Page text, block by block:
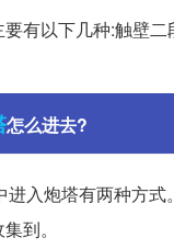
有以下几种:触壁
怎么进去?
入炮塔有两种方式
到。